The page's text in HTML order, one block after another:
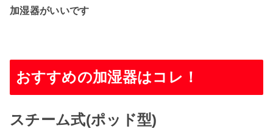
加湿器がいいです
おすすめの加湿器はコレ！
スチーム式(ポッド型)